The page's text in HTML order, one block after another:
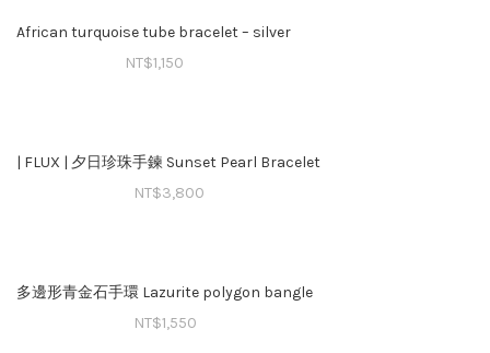
African turquoise tube bracelet – silver
NT$1,150
| FLUX | 夕日珍珠手鍊 Sunset Pearl Bracelet
NT$3,800
多邊形青金石手環 Lazurite polygon bangle
NT$1,550